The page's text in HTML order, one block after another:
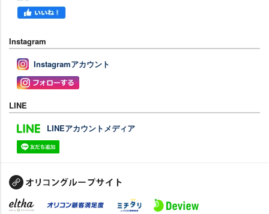
Instagram
Instagramアカウント
LINE
LINEアカウントメディア